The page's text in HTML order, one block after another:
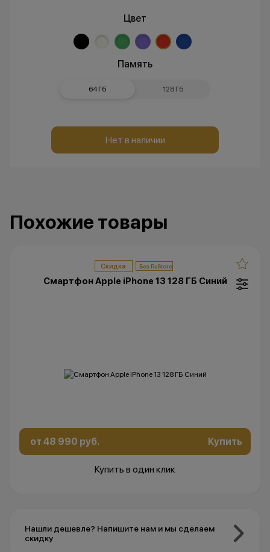
Цвет
Память
64 Гб 128 Гб
Нет в наличии
Похожие товары
Скидка
Смартфон Apple iPhone 13 128 ГБ Синий
от 48 990 руб. Купить
Купить в один клик
Нашли дешевле? Напишите нам и мы сделаем
скидку